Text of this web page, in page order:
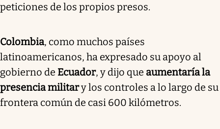
peticiones de los propios presos.
Colombia, como muchos países
latinoamericanos, ha expresado su apoyo al
gobierno de Ecuador, y dijo que aumentaría la
presencia military los controles a lo largo de su
frontera común de casi 600 kilómetros.